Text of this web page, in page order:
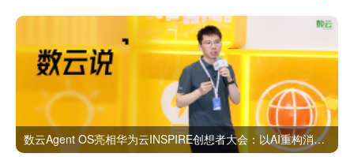
数云Agent OS亮相华为云INSPIRE创想者大会：以AI重构消费者运营与零售营销新范式